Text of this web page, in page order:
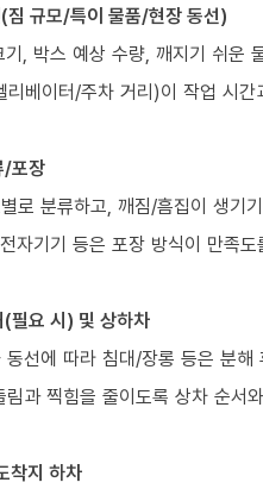
짐 규모/특이 물품/현장 동선)
기, 박스 예상 수량, 깨지기 쉬운
리베이터/주차 거리)이 작업 시
/포장
로 분류하고, 깨짐/흠집이 생기
자기기 등은 포장 방식이 만족
필요 시) 및 상하차
동선에 따라 침대/장롱 등은 분해
림과 찍힘을 줄이도록 상차 순서
착지 하차